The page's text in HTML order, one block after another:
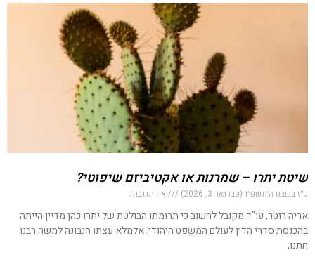
שיטת יתרו – שמרנות או אקטיביזם שיפוטי?
ט״ז בשבט ה׳תשפ״ו (פברואר 3, 2026) אין תגובות
אריה רוטר, עו"ד מקובל לחשוב כי תרומתו הבולטת של יתרו כהן מדיין הייתה
בהכנסת סדרי הדין לעולם המשפט היהודי. אלמלא עצתו הנבונה למשה רבנו
חתנו,